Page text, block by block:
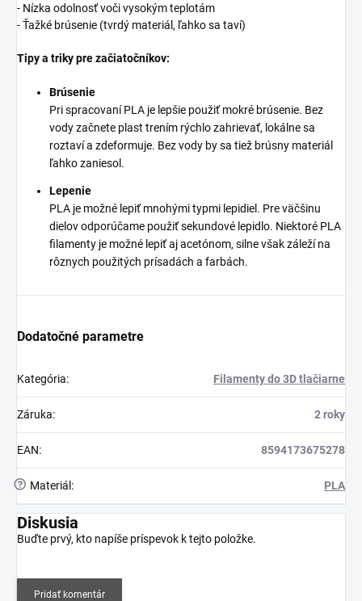
- Nízka odolnosť voči vysokým teplotám
- Ťažké brúsenie (tvrdý materiál, ľahko sa taví)
Tipy a triky pre začiatočníkov:
Brúsenie
Pri spracovaní PLA je lepšie použiť mokré brúsenie. Bez
vody začnete plast trením rýchlo zahrievať, lokálne sa
roztaví a zdeformuje. Bez vody by sa tiež brúsny materiál
ľahko zaniesol.
Lepenie
PLA je možné lepiť mnohými typmi lepidiel. Pre väčšinu
dielov odporúčame použiť sekundové lepidlo. Niektoré PLA
filamenty je možné lepiť aj acetónom, silne však záleží na
rôznych použitých prísadách a farbách.
Dodatočné parametre
Kategória: Filamenty do 3D tlačiarne
Záruka: 2 roky
EAN: 8594173675278
? Materiál : PLA
Diskusia
Buďte prvý, kto napíše príspevok k tejto položke.
Pridať komentár